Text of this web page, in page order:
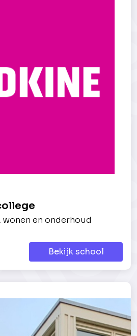
en onderhoud
Bekijk school